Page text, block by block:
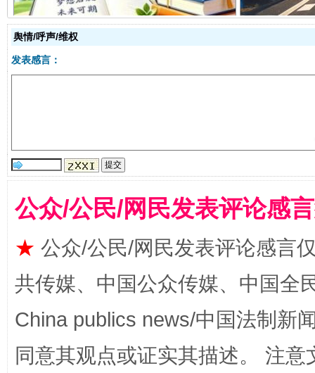
事关残疾人未来5年
舆情/呼声/维权
发表感言：
公众/公民/网民发表评论感
★ 公众/公民/网民发表评论感言
共传媒、中国公众传媒、中国全
China publics news/中国法制新
同意其观点或证实其描述。 注